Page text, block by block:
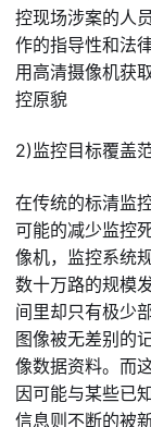
控现场涉案的人
作的指导性和法
用高清摄像机获
控原貌
2)监控目标覆盖
在传统的标清监
可能的减少监控
像机，监控系统
数十万路的规模
间里却只有极少
图像被无差别的
像数据资料。而
因可能与某些已
信息则不断的被